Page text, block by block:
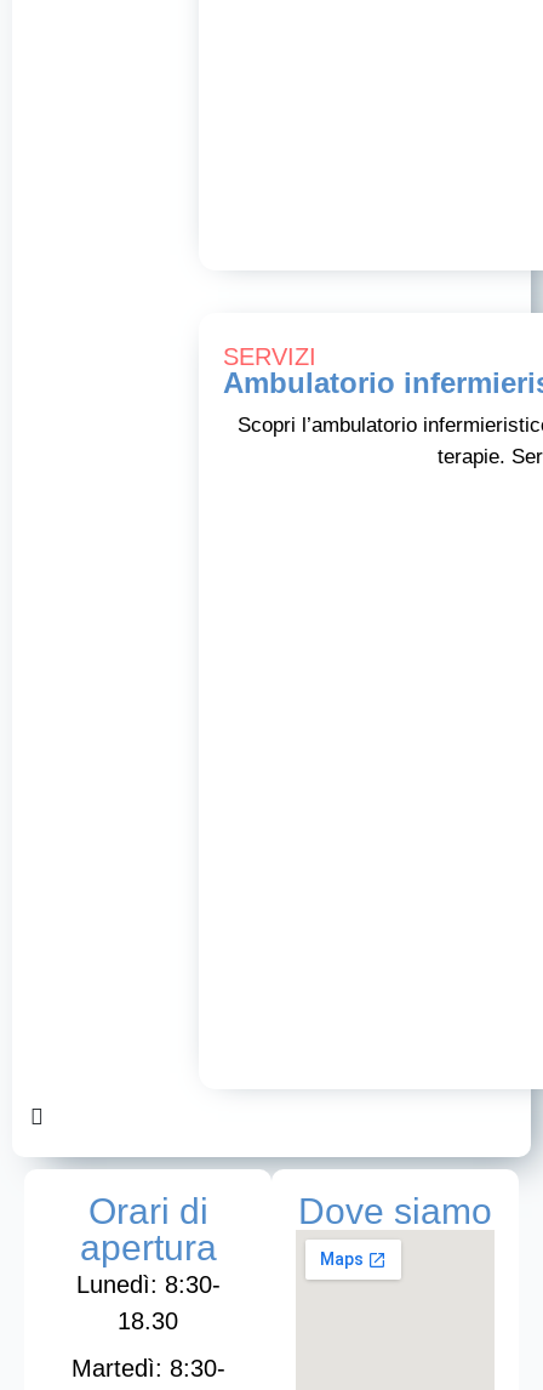
SERVIZI
Ambulatorio
Scopri l’ambulatorio
terapie.
Orari di
apertura
Lunedì: 8:30-
18.30
Martedì: 8:30-
Dove siamo